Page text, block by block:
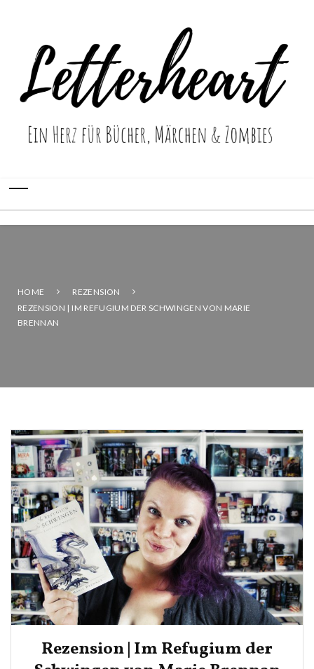
HOME
REZENSION
REZENSION | IM REFUGIUM DER SCHWINGEN VON MARIE
BRENNAN
Rezension | Im Refugium der